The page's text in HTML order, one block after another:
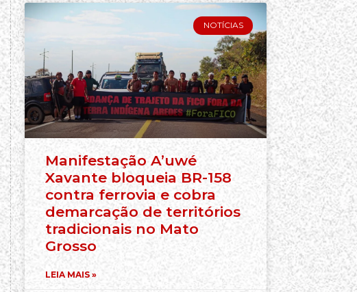
NOTÍCIAS
Manifestação A’uwé
Xavante bloqueia BR-158
contra ferrovia e cobra
demarcação de territórios
tradicionais no Mato
Grosso
LEIA MAIS »